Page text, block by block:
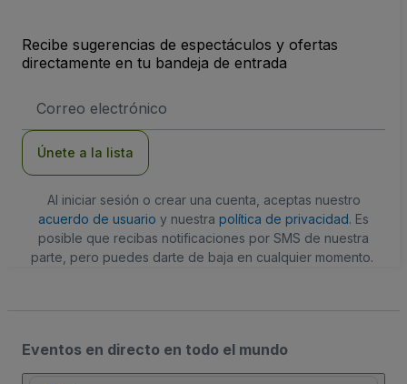
Recibe sugerencias de espectáculos y ofertas
directamente en tu bandeja de entrada
de
Únete a la lista
Al iniciar sesión o crear una cuenta, aceptas nuestro
acuerdo de usuario y nuestra política de privacidad. Es
posible que recibas notificaciones por SMS de nuestra
parte, pero puedes darte de baja en cualquier momento.
Eventos en directo en todo el mundo